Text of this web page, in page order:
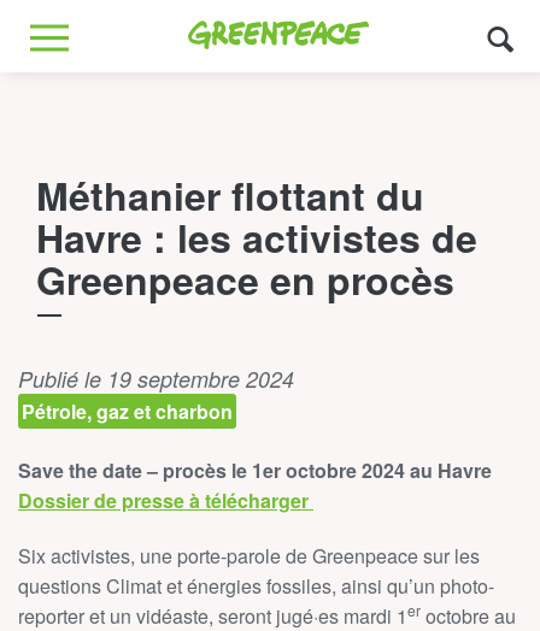
Greenpeace
MENU
Méthanier flottant du
Havre : les activistes de
Greenpeace en procès
Publié le 19 septembre 2024
Pétrole, gaz et charbon
Save the date – procès le 1er octobre 2024 au Havre
Dossier de presse à télécharger
Six activistes, une porte-parole de Greenpeace sur les
questions Climat et énergies fossiles, ainsi qu’un photo-
reporter et un vidéaste, seront jugé·es mardi 1er octobre au